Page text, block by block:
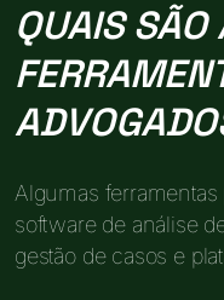
QUAIS SÃO
Algumas
software de análise
gestão de casos e